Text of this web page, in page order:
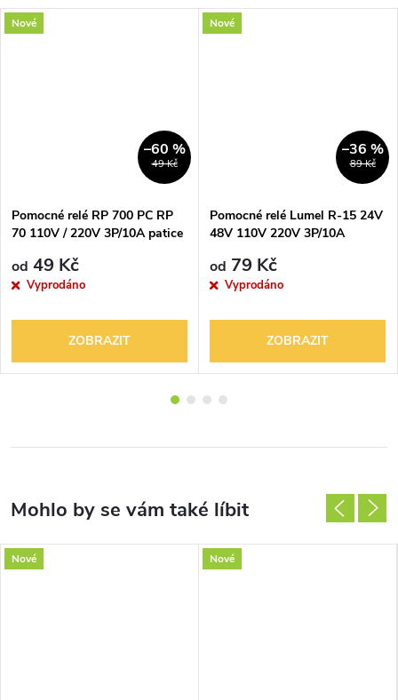
Nové
49 Kč
–60 %
Pomocné relé RP 700 PC RP
70 110V / 220V 3P/10A patice
od 49 Kč
Vyprodáno
ZOBRAZIT
Nové
89 Kč
–36 %
Pomocné relé Lumel R-15 24V
48V 110V 220V 3P/10A
od 79 Kč
Vyprodáno
ZOBRAZIT
Nové Nové